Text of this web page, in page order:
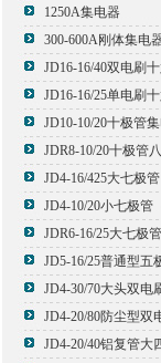
1250A集电器
300-600A刚体集电
JD16-16/40双电刷
JD16-16/25单电刷
JD10-10/20十极管
JD5-16/25普通型五
JD4-30/70大头双电
JD4-20/80防尘型双
JD4-20/40铝复管大